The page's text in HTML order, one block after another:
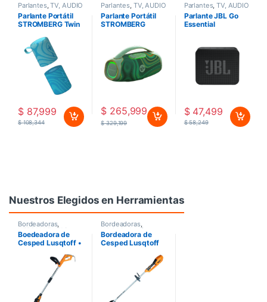
Parlantes,TV, AUDIO
Y VIDEO
Parlante Portátil
STROMBERG Twin
$87,999
$108,344
Parlantes TV, AUDIO
Y VIDEO
Parlante Portátil
STROMBERG
$ 265,999
$329,199
Parlantes,TV, AUDIO
Y VIDEO
Parlante JBL Go
Essential
$47,499
$58,249
Nuestros Elegidos en Herramientas
Bordeadoras,
HERRAMIENTAS
HOGAR
Boedeadora de
Cesped Lusqtoff •
Bordeadoras,
HOGAR Jardín
Bordeadora de
Cesped Lusqtoff